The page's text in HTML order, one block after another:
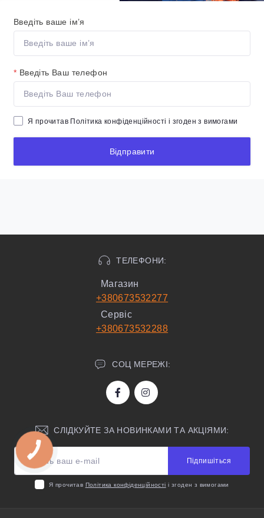
Введіть ваше ім’я
* Введіть Ваш телефон
Я прочитав Політика конфіденційності і згоден з вимогами
Відправити
ТЕЛЕФОНИ:
Магазин
+380673532277
Сервіс
+380673532288
СОЦ МЕРЕЖІ:
СЛІДКУЙТЕ ЗА НОВИНКАМИ ТА АКЦІЯМИ:
Підпишіться
Я прочитав Політика конфіденційності і згоден з вимогами